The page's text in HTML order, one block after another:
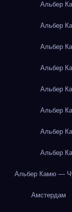
Альбер
Альбер
Альбер
Альбер
Альбер
Альбер
Альбер
Альбер
Альбер Камю —
Амстердам